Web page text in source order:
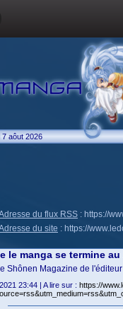
7 aôut 2026
du flux RSS : https://
du site : https://
le manga se termine au
Shônen Magazine de
23:44 | A lire sur : https://